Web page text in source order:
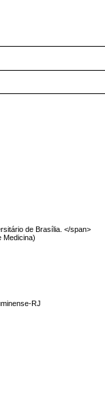
de Brasília. </span>
Medicina)
RJ